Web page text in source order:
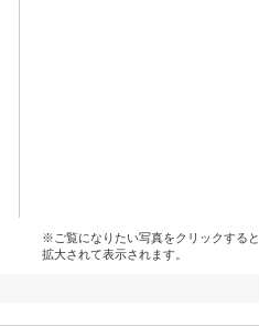
※ご覧になりたい写真をクリックすると
拡大されて表示されます。